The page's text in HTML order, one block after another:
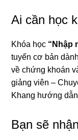
Ai cần học
Khóa học “Nhập
tuyến cơ bản
về chứng khoán
giảng viên –
Khang hướng
Bạn sẽ